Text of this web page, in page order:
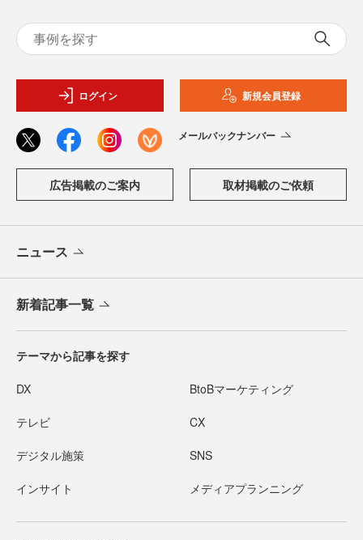
ログイン 新規会員登録
メールバックナンバー
広告掲載のご案内 取材掲載のご依頼
ニュース
新着記事一覧
テーマから記事を探す
DX BtoBマーケティング
テレビ CX
デジタル施策 SNS
インサイト メディアプランニング